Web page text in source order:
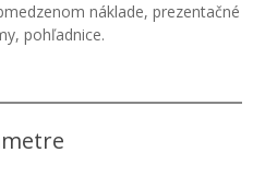
náklade, prezentačné
pohľadnice.